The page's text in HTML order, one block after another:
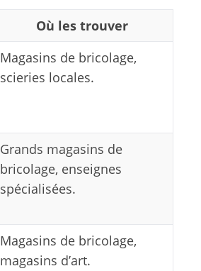
Où les trouver
Magasins de bricolage,
scieries locales.
Grands magasins de
bricolage, enseignes
spécialisées.
Magasins de bricolage,
magasins d’art.